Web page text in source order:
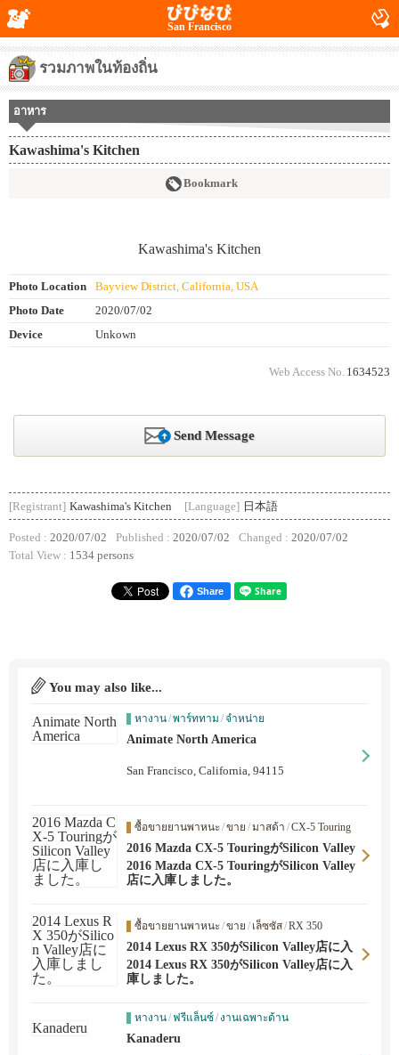
San Francisco
รวมภาพในท้องถิ่น
อาหาร
Kawashima's Kitchen
Bookmark
Photo Location
Bayview District, California, USA
Photo Date
2020/07/02
Device
Unkown
Web Access No. 1634523
Send Message
[Registrant] Kawashima's Kitchen [Language] 日本語
Posted : 2020/07/02 Published : 2020/07/02 Changed : 2020/07/02
Total View : 1534 persons
Share
You may also like...
หางาน/พาร์ททาม /จำหน่าย
Animate North America
San Francisco, California, 94115
ซื้อขายยานพาหนะ/ขาย /มาสด้า /CX-5 Touring
2016 Mazda CX-5 TouringがSilicon Valley
店に入庫しました。
2016 Mazda CX-5 TouringがSilicon Valley
店に入庫しました。
ซื้อขายยานพาหนะ/ขาย / เล็ซซัส/RX 350
2014 Lexus RX 350がSilicon Valley店に入
庫しました。
2014 Lexus RX 350がSilicon Valley店に入
庫しました。
หางาน/ฟรีแล็นซ์/ งานเฉพาะด้าน
Kanaderu